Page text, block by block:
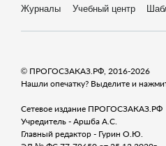
Журналы Учебный центр
© ПРОГОСЗАКАЗ.РФ, 2016-2026
Нашли опечатку? Выделите и
Сетевое издание ПРОГОСЗАКАЗ.РФ
Учредитель - Аршба А.С.
Главный редактор - Гурин О.Ю.